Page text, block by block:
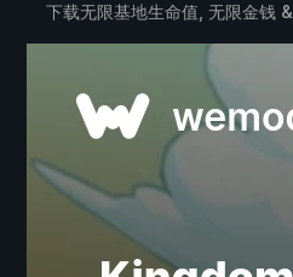
下载无限基地生命值, 无限金钱 &